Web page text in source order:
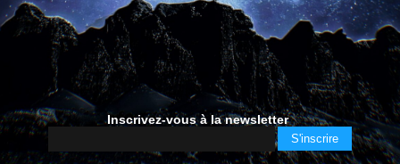
Inscrivez-vous à la newsletter